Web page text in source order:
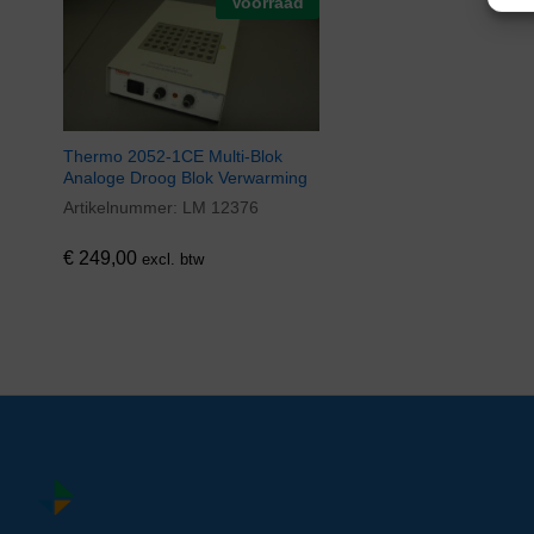
Thermo 2052-1CE Multi-Blok
Analoge Droog Blok Verwarming
Artikelnummer: LM 12376
€ 249,00 excl. btw